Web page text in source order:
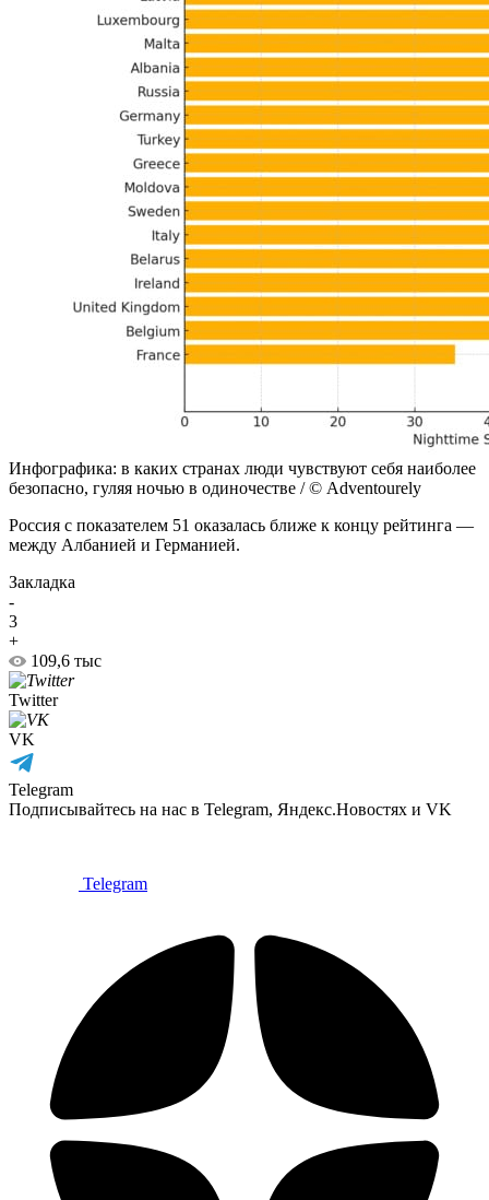
Инфографика: в каких странах люди чувствуют себя наиболее
безопасно, гуляя ночью в одиночестве / © Adventourely
Россия с показателем 51 оказалась ближе к концу рейтинга —
между Албанией и Германией.
Закладка
-
3
+
109,6 тыс
Twitter
VK
Telegram
Подписывайтесь на нас в Telegram, Яндекс.Новостях и VK
Telegram